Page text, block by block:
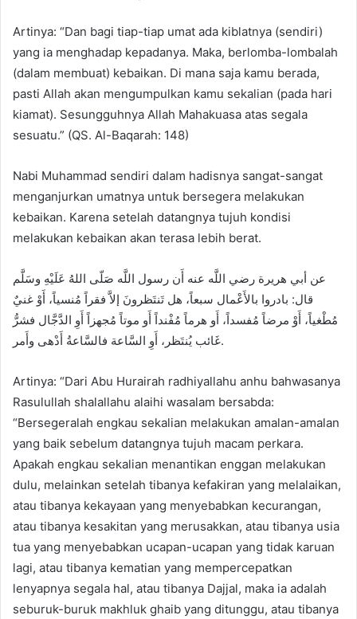
Artinya: “Dan bagi tiap-tiap umat ada kiblatnya (sendiri)
yang ia menghadap kepadanya. Maka, berlomba-lombalah
(dalam membuat) kebaikan. Di mana saja kamu berada,
pasti Allah akan mengumpulkan kamu sekalian (pada hari
kiamat). Sesungguhnya Allah Mahakuasa atas segala
sesuatu.” (QS. Al-Baqarah: 148)
Nabi Muhammad sendiri dalam hadisnya sangat-sangat
menganjurkan umatnya untuk bersegera melakukan
kebaikan. Karena setelah datangnya tujuh kondisi
melakukan kebaikan akan terasa lebih berat.
عن أبي هريرة رضي اللَّه عنه أَن رسول اللَّه صَلّى اللهُ عَلَيْهِ وسَلَّم
قال: بادروا بالأَعْمال سبعاً، هل تَنتَظرونَ إلاَّ فقراً مُنسياً، أَوْ غنيٌ
مُطْغياً، أَوْ مرضاً مُفسداً، أَو هرماً مُفْنداً أَو موتاً مُجهزاً أَوِ الدَّجَّال فشرُّ
غَائب يُنتَظر، أَوِ السَّاعة فالسَّاعةُ أَدْهى وأَمر.
Artinya: “Dari Abu Hurairah radhiyallahu anhu bahwasanya
Rasulullah shalallahu alaihi wasalam bersabda:
“Bersegeralah engkau sekalian melakukan amalan-amalan
yang baik sebelum datangnya tujuh macam perkara.
Apakah engkau sekalian menantikan enggan melakukan
dulu, melainkan setelah tibanya kefakiran yang melalaikan,
atau tibanya kekayaan yang menyebabkan kecurangan,
atau tibanya kesakitan yang merusakkan, atau tibanya usia
tua yang menyebabkan ucapan-ucapan yang tidak karuan
lagi, atau tibanya kematian yang mempercepatkan
lenyapnya segala hal, atau tibanya Dajjal, maka ia adalah
seburuk-buruk makhluk ghaib yang ditunggu, atau tibanya